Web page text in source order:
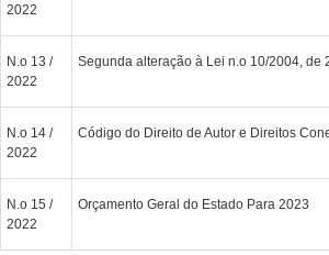
2022
N.o 13 /
2022
Segunda alteração à Lei n.o 10/2004, de
N.o 14 /
2022
Código do Direito de Autor e Direitos
N.o 15 /
2022
Orçamento Geral do Estado Para 2023